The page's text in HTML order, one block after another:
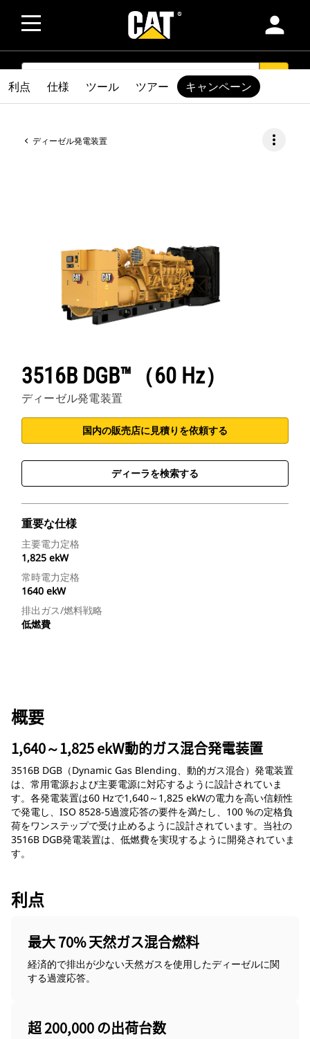
person
SEARCH
ディーゼル発電装置 more_vert
3516B DGB™（60 Hz）
ディーゼル発電装置
国内の販売店に見積りを依頼する
ディーラを検索する
重要な仕様
主要電力定格
1,825 ekW
常時電力定格
1640 ekW
排出ガス/燃料戦略
低燃費
利点 仕様 ツール ツアー キャンペーン
概要
1,640～1,825 ekW動的ガス混合発電装置
3516B DGB（Dynamic Gas Blending、動的ガス混合）発電装置
は、常用電源および主要電源に対応するように設計されていま
す。各発電装置は60 Hzで1,640～1,825 ekWの電力を高い信頼性
で発電し、ISO 8528-5過渡応答の要件を満たし、100 %の定格負
荷をワンステップで受け止めるように設計されています。当社の
3516B DGB発電装置は、低燃費を実現するように開発されていま
す。
利点
最大 70% 天然ガス混合燃料
経済的で排出が少ない天然ガスを使用したディーゼルに関
する過渡応答。
超 200,000 の出荷台数